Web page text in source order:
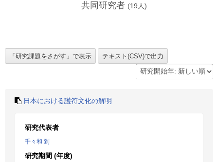
共同研究者 (19 人)
日本における護符文化の解明
研究代表者
千々和 到
研究期間 (年度)